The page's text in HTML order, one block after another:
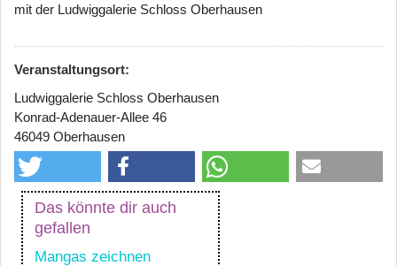
mit der Ludwiggalerie Schloss Oberhausen
Veranstaltungsort:
Ludwiggalerie Schloss Oberhausen
Konrad-Adenauer-Allee 46
46049 Oberhausen
Das könnte dir auch
gefallen
Mangas zeichnen